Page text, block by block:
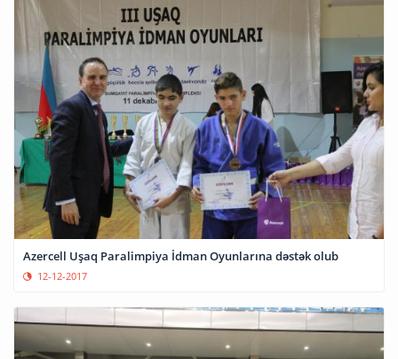
Azercell Uşaq Paralimpiya İdman Oyunlarına dəstək olub
12-12-2017